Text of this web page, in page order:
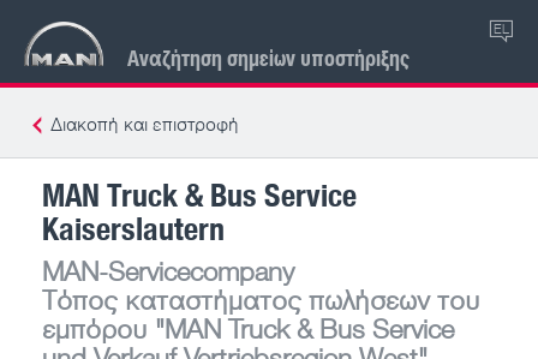
Αναζήτηση σημείων υποστήριξης
EL
Διακοπή και επιστροφή
MAN Truck & Bus Service
Kaiserslautern
MAN-Servicecompany
Τόπος καταστήματος πωλήσεων του
εμπόρου "MAN Truck & Bus Service